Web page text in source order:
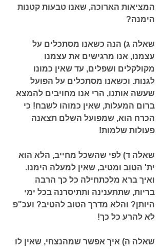
המציאות הארוכה, שאנו טבעות קטנות
הימנה?
שאלה ג) הנה כשאנו מסתכלים על
עצמנו, אנו מרגישים את עצמנו
מקולקלים ושפלים, עד שאין כמונו
לגנות. וכשאנו מסתכלים על הפועל
שעשה אותנו, הרי אנו מחויבים להמצא
ברום המעלות, שאין כמוהו לשבח! כי
הכרח הוא, שמפועל השלם תצאנה
פעולות שלמות!
שאלה ד) לפי שהשכל מחייב, הלא הוא
ית' הטוב ומטיב, שאין למעלה הימנו.
ואיך ברא מלכתחילה כל כך הרבה
בריות, שתתענינה ותתיסרנה בכל ימי
היותן? והלא מדרך הטוב להטיב? ועכ"פ
לא להרע כל כך!
שאלה ה) איך אפשר שמהנצחי, שאין לו